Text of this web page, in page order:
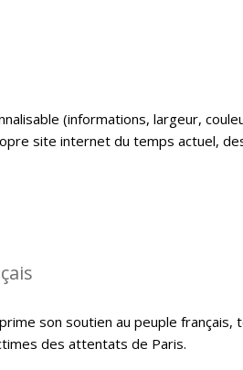
(informations, largeur,
site internet du temps actuel,
son soutien au peuple français,
des attentats de Paris.